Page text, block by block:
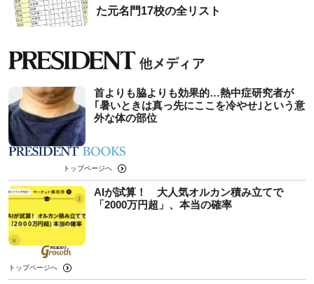
た元名門17校の全リスト
首よりも脇よりも効果的…熱中症研究者が
｢暑いときは真っ先にここを冷やせ｣という意
外な体の部位
トップページへ
AIが試算！ 大人気オルカン積み立てで
「2000万円超」、本当の確率
トップページへ